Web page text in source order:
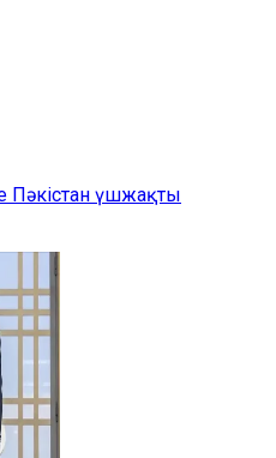
Пәкістан үшжақты